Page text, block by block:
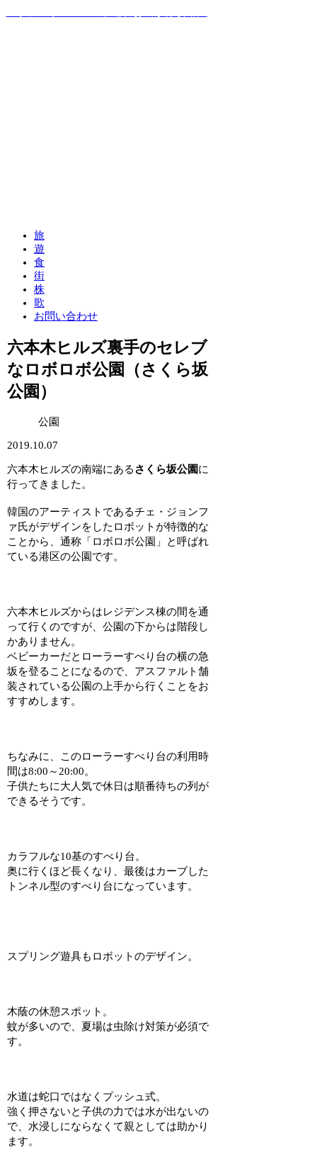
旅
遊
食
街
株
歌
お問い合わせ
六本木ヒルズ裏手のセレブ
なロボロボ公園（さくら坂
公園）
公園
2019.10.07
六本木ヒルズの南端にある さくら坂公園に
行ってきました。
韓国のアーティストであるチェ・ジョンフ
ァ氏がデザインをしたロボットが特徴的な
ことから、通称「ロボロボ公園」と呼ばれ
ている港区の公園です。
六本木ヒルズからはレジデンス棟の間を通
って行くのですが、公園の下からは階段し
かありません。
ベビーカーだとローラーすべり台の横の急
坂を登ることになるので、アスファルト舗
装されている公園の上手から行くことをお
すすめします。
ちなみに、このローラーすべり台の利用時
間は8:00～20:00。
子供たちに大人気で休日は順番待ちの列が
できるそうです。
カラフルな10基のすべり台。
奥に行くほど長くなり、最後はカーブした
トンネル型のすべり台になっています。
スプリング遊具もロボットのデザイン。
木蔭の休憩スポット。
蚊が多いので、夏場は虫除け対策が必須で
す。
水道は蛇口ではなくプッシュ式。
強く押さないと子供の力では水が出ないの
で、水浸しにならなくて親としては助かり
ます。